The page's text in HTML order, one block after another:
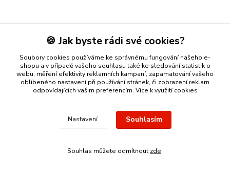
Nákup zlatého šperku s jistotou a ke spokojenosti
nebo řetízek spolehlivý nápad na dárek.Stříbro Nikol- on-line
obchod se stříbrnými a zlatými šperky
Vytvořeno na Eshop-rychle.cz
🍪 Jak byste rádi své cookies?
Soubory cookies používáme ke správnému fungování našeho e-
shopu a v případě vašeho souhlasu také ke sledování statistik o
webu, měření efektivity reklamních kampaní, zapamatování vašeho
oblíbeného nastavení při používání stránek, či zobrazení reklam
odpovídajících vašim preferencím. Více k využití cookies
Nastavení Souhlasím
Souhlas můžete odmítnout zde.